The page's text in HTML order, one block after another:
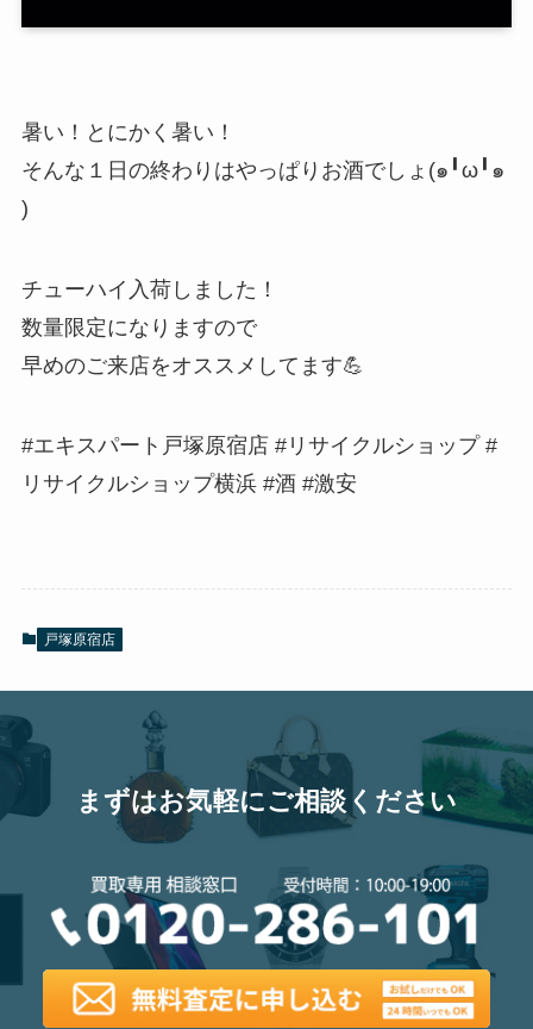
暑い！とにかく暑い！
そんな１日の終わりはやっぱりお酒でしょ(๑╹ω╹๑
)
チューハイ入荷しました！
数量限定になりますので
早めのご来店をオススメしてます💪
#エキスパート戸塚原宿店 #リサイクルショップ #
リサイクルショップ横浜 #酒 #激安
戸塚原宿店
まずはお気軽にご相談ください